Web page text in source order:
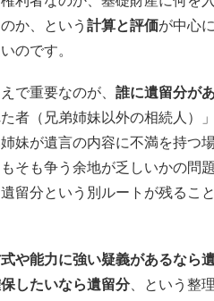
か、という 計算と評価が中心
のです。
で重要なのが、 誰に遺留分が
者（兄弟姉妹以外の相続人）
妹が遺言の内容に不満を持つ
そも争う余地が乏しいかの問
留分という別ルートが残るこ
や能力に強い疑義があるなら
したいなら遺留分、という整